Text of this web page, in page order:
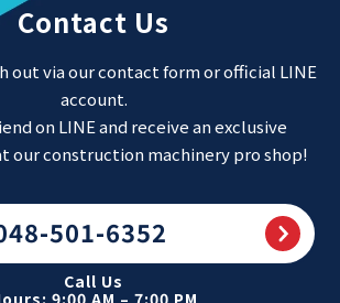
Contact Us
out via our contact form or official LINE
account.
on LINE and receive an exclusive
our construction machinery pro shop!
501-6352
Call Us
9:00 AM – 7:00 PM